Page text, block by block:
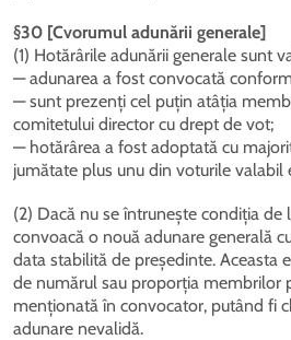
§30 [Cvorumul adunării generale]
(1) Hotărârile adunării generale sunt
— adunarea a fost convocată
— sunt prezenți cel puțin atâția
comitetului director cu drept de vot;
— hotărârea a fost adoptată cu
jumătate plus unu din voturile valabil
(2) Dacă nu se întrunește condiția de
convoacă o nouă adunare generală
data stabilită de președinte. Aceasta
de numărul sau proporția membrilor
menționată în convocator, putând fi
adunare nevalidă.